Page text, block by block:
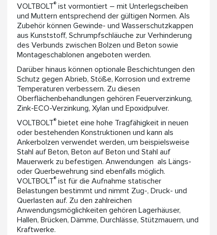
VOLTBOLT® ist vormontiert – mit Unterlegscheiben
und Muttern entsprechend der gültigen Normen. Als
Zubehör können Gewinde- und Wasserschutzkappen
aus Kunststoff, Schrumpfschläuche zur Verhinderung
des Verbunds zwischen Bolzen und Beton sowie
Montageschablonen angeboten werden.
Darüber hinaus können optionale Beschichtungen den
Schutz gegen Abrieb, Stöße, Korrosion und extreme
Temperaturen verbessern. Zu diesen
Oberflächenbehandlungen gehören Feuerverzinkung,
Zink-ECO-Verzinkung, Xylan und Epoxidpulver.
VOLTBOLT® bietet eine hohe Tragfähigkeit in neuen
oder bestehenden Konstruktionen und kann als
Ankerbolzen verwendet werden, um beispielsweise
Stahl auf Beton, Beton auf Beton und Stahl auf
Mauerwerk zu befestigen. Anwendungen als Längs-
oder Querbewehrung sind ebenfalls möglich.
VOLTBOLT® ist für die Aufnahme statischer
Belastungen bestimmt und nimmt Zug-, Druck- und
Querlasten auf. Zu den zahlreichen
Anwendungsmöglichkeiten gehören Lagerhäuser,
Hallen, Brücken, Dämme, Durchlässe, Stützmauern, und
Kraftwerke.